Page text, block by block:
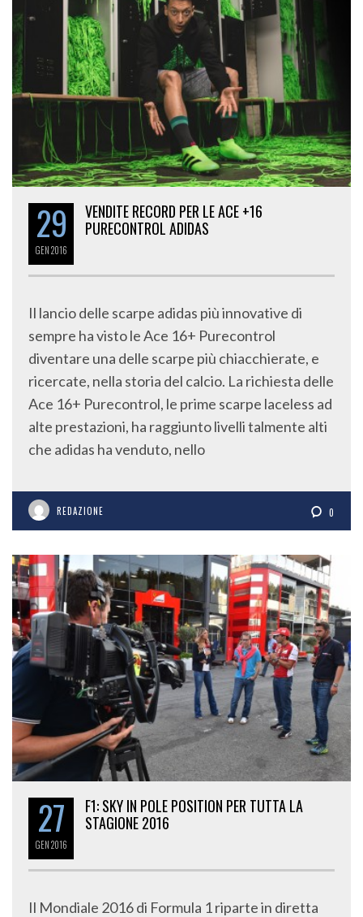
29
GEN2016
VENDITE RECORD PER LE ACE +16
PURECONTROL ADIDAS
Il lancio delle scarpe adidas più innovative di
sempre ha visto le Ace 16+ Purecontrol
diventare una delle scarpe più chiacchierate, e
ricercate, nella storia del calcio. La richiesta delle
Ace 16+ Purecontrol, le prime scarpe laceless ad
alte prestazioni, ha raggiunto livelli talmente alti
che adidas ha venduto, nello
REDAZIONE 0
27
GEN2016
F1: SKY IN POLE POSITION PER TUTTA LA
STAGIONE 2016
Il Mondiale 2016 di Formula 1 riparte in diretta